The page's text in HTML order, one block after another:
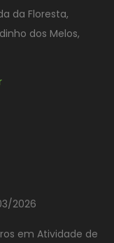
da Floresta,
dos Melos,
2026
em Atividade de